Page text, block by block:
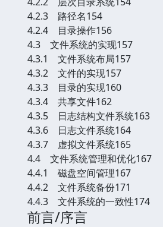
4.2.3 路径名154
4.2.4 目录操作156
4.3 文件系统的实现157
4.3.1 文件系统布局157
4.3.2 文件的实现157
4.3.3 目录的实现160
4.3.4 共享文件162
4.3.5 日志结构文件系统163
4.3.6 日志文件系统164
4.3.7 虚拟文件系统165
4.4 文件系统管理和优化167
4.4.1 磁盘空间管理167
4.4.2 文件系统备份171
4.4.3 文件系统的一致性174
前言/序言